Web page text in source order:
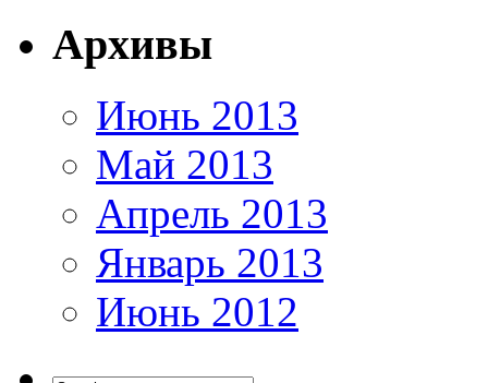
Архивы
Июнь 2013
Май 2013
Апрель 2013
Январь 2013
Июнь 2012